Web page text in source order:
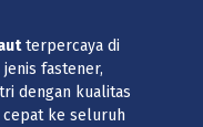
terpercaya di
fastener,
dengan kualitas
ke seluruh